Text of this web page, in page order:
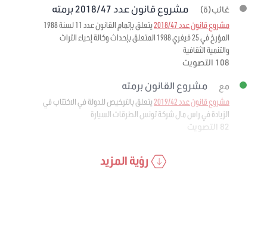
غائب(ة) مشروع قانون عدد 2018/47 برمته
مشروع قانون عدد 2018/47
يتعلق بإتمام القانون عدد 11 لسنة 1988
المؤرخ في 25 فيفري 1988 المتعلق بإحداث وكالة إحياء التراث
والتنمية الثقافية
108 التصويت
مع مشروع القانون برمته
مشروع قانون عدد 2019/42
يتعلق بالترخيص للدولة في الاكتتاب في
الزيادة في راس مال شركة تونس الطرقات السيارة
82 التصويت
رؤية المزيد